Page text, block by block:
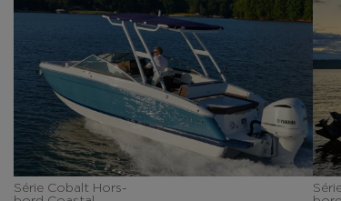
Série Cobalt Hors-